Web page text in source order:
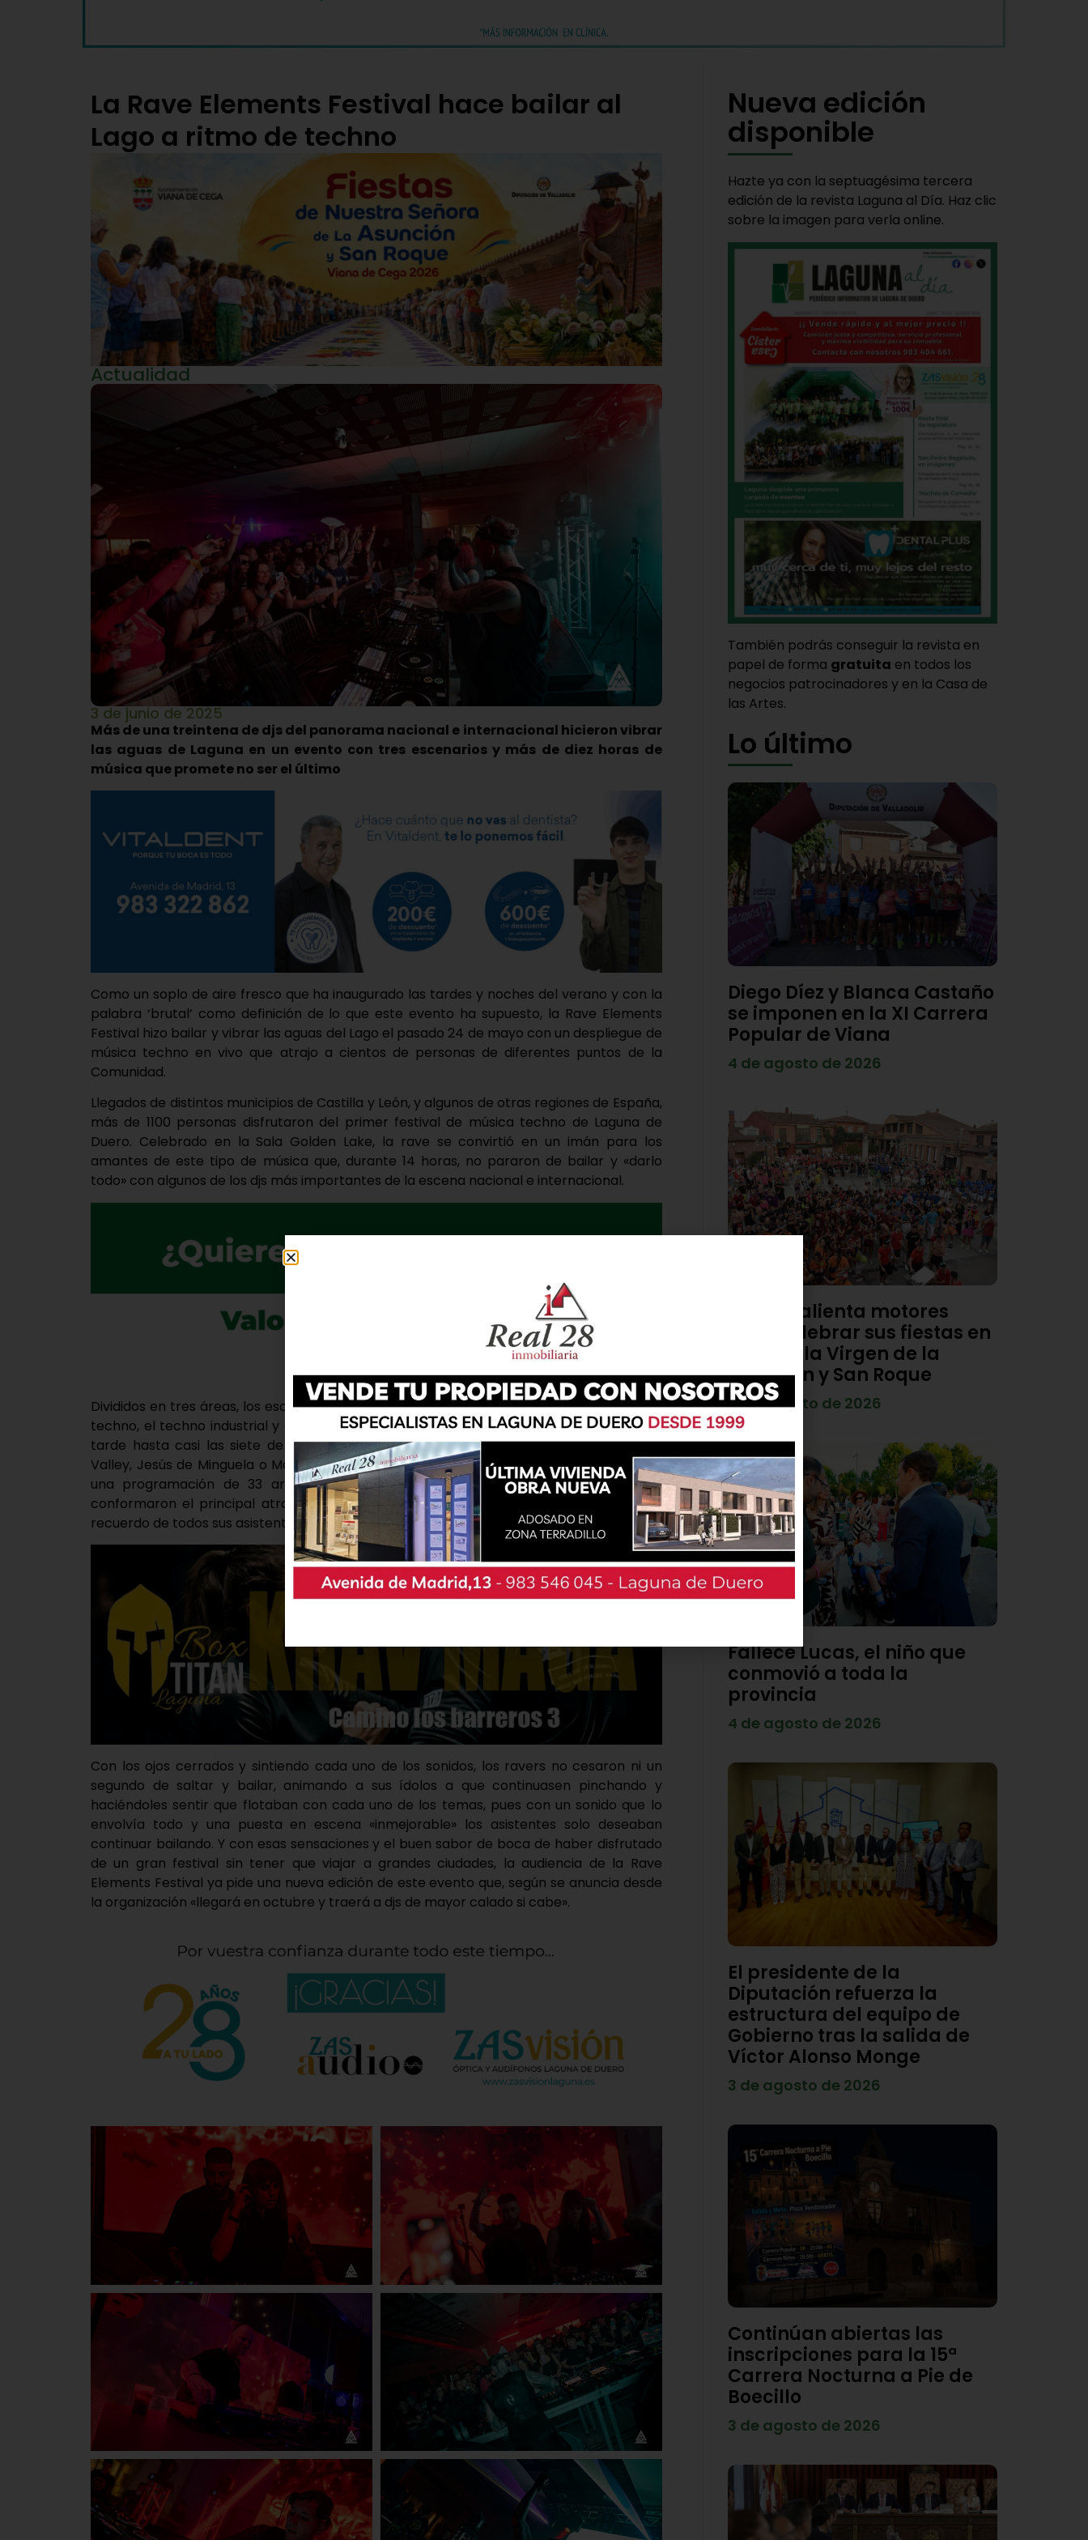
La Rave Elements Festival hace bailar al
Lago a ritmo de techno
Actualidad
3 de junio de 2025
Más de una treintena de djs del panorama nacional e internacional hicieron vibrar
las aguas de Laguna en un evento con tres escenarios y más de diez horas de
música que promete no ser el último
Como un soplo de aire fresco que ha inaugurado las tardes y noches del verano y con la
palabra ‘brutal’ como definición de lo que este evento ha supuesto, la Rave Elements
Festival hizo bailar y vibrar las aguas del Lago el pasado 24 de mayo con un despliegue de
música techno en vivo que atrajo a cientos de personas de diferentes puntos de la
Comunidad.
Llegados de distintos municipios de Castilla y León, y algunos de otras regiones de España,
más de 1100 personas disfrutaron del primer festival de música techno de Laguna de
Duero. Celebrado en la Sala Golden Lake, la rave se convirtió en un imán para los
amantes de este tipo de música que, durante 14 horas, no pararon de bailar y «darlo
todo» con algunos de los djs más importantes de la escena nacional e internacional.
Divididos en tres áreas, los escenarios se repartieron en dos salas y un open air donde el
techno, el techno industrial y el tech house comenzaron a sonar desde las cuatro de la
tarde hasta casi las siete de la mañana. Skrypton, Pepo, Du’Art, K-Style, Saúl Antolín,
Valley, Jesús de Minguela o Martha Dizzys se coronaron como los cabezas de cartel de
una programación de 33 artistas donde también tuvieron presencia djs locales, y
conformaron el principal atractivo de este festival que se ha quedado grabado en el
recuerdo de todos sus asistentes.
Con los ojos cerrados y sintiendo cada uno de los sonidos, los ravers no cesaron ni un
segundo de saltar y bailar, animando a sus ídolos a que continuasen pinchando y
haciéndoles sentir que flotaban con cada uno de los temas, pues con un sonido que lo
envolvía todo y una puesta en escena «inmejorable» los asistentes solo deseaban
continuar bailando. Y con esas sensaciones y el buen sabor de boca de haber disfrutado
de un gran festival sin tener que viajar a grandes ciudades, la audiencia de la Rave
Elements Festival ya pide una nueva edición de este evento que, según se anuncia desde
la organización «llegará en octubre y traerá a djs de mayor calado si cabe».
Nueva edición
disponible
Hazte ya con la septuagésima tercera
edición de la revista Laguna al Día. Haz clic
sobre la imagen para verla online.
También podrás conseguir la revista en
papel de forma gratuita en todos los
negocios patrocinadores y en la Casa de
las Artes.
Lo último
Diego Díez y Blanca Castaño
se imponen en la XI Carrera
Popular de Viana
4 de agosto de 2026
Viana calienta motores
para celebrar sus fiestas en
honor a la Virgen de la
Asunción y San Roque
4 de agosto de 2026
Fallece Lucas, el niño que
conmovió a toda la
provincia
4 de agosto de 2026
El presidente de la
Diputación refuerza la
estructura del equipo de
Gobierno tras la salida de
Víctor Alonso Monge
3 de agosto de 2026
Continúan abiertas las
inscripciones para la 15ª
Carrera Nocturna a Pie de
Boecillo
3 de agosto de 2026